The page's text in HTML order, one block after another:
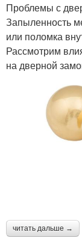
Проблемы с
Запыленность
или поломка
Рассмотрим
на дверной
читать дальше →